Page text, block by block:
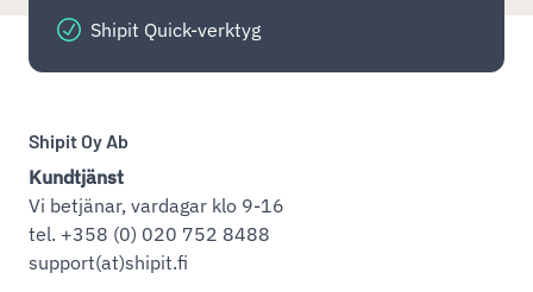
Shipit Quick-verktyg
Shipit Oy Ab
Kundtjänst
Vi betjänar, vardagar klo 9-16
tel. +358 (0) 020 752 8488
support(at)shipit.fi